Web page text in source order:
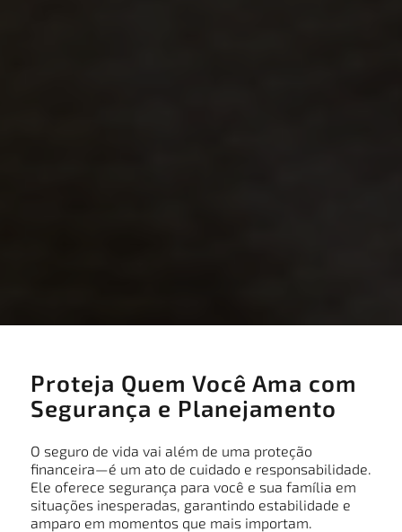
Proteja Quem Você Ama com
Segurança e Planejamento
O seguro de vida vai além de uma proteção
financeira—é um ato de cuidado e responsabilidade.
Ele oferece segurança para você e sua família em
situações inesperadas, garantindo estabilidade e
amparo em momentos que mais importam.